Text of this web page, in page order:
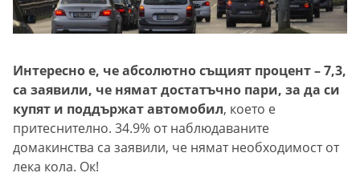
Интересно е, че абсолютно същият процент – 7,3,
са заявили, че нямат достатъчно пари, за да си
купят и поддържат автомобил, което е
притеснително. 34.9% от наблюдаваните
домакинства са заявили, че нямат необходимост от
лека кола. Ок!